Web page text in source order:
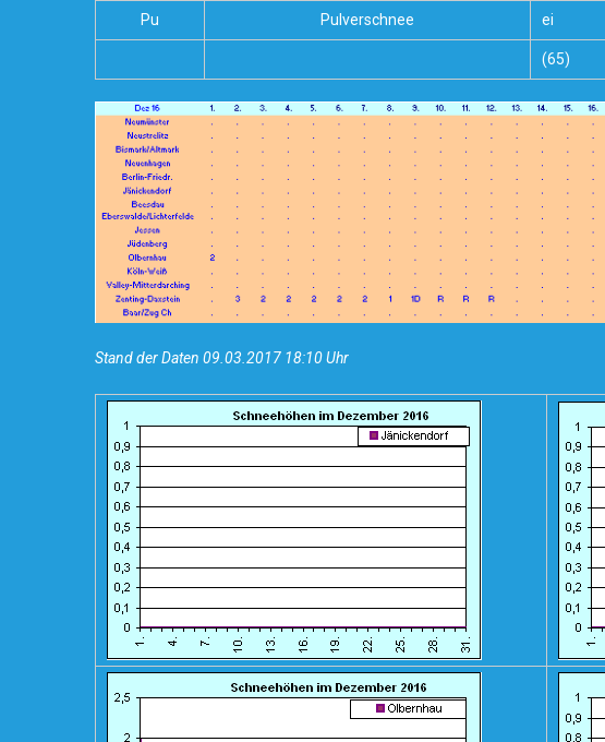
Pu Pulverschnee ei
(65)
Stand der Daten 09.03.2017 18:10 Uhr